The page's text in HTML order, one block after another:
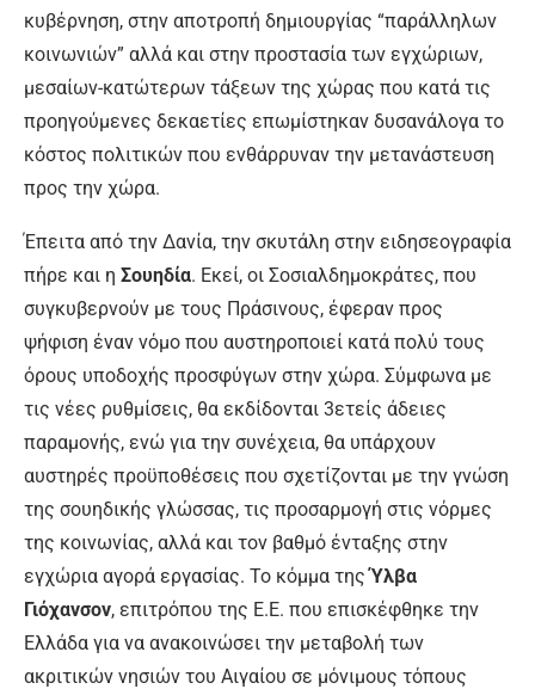
κυβέρνηση, στην αποτροπή δημιουργίας “παράλληλων
κοινωνιών” αλλά και στην προστασία των εγχώριων,
μεσαίων-κατώτερων τάξεων της χώρας που κατά τις
προηγούμενες δεκαετίες επωμίστηκαν δυσανάλογα το
κόστος πολιτικών που ενθάρρυναν την μετανάστευση
προς την χώρα.
Έπειτα από την Δανία, την σκυτάλη στην ειδησεογραφία
πήρε και η Σουηδία. Εκεί, οι Σοσιαλδημοκράτες, που
συγκυβερνούν με τους Πράσινους, έφεραν προς
ψήφιση έναν νόμο που αυστηροποιεί κατά πολύ τους
όρους υποδοχής προσφύγων στην χώρα. Σύμφωνα με
τις νέες ρυθμίσεις, θα εκδίδονται 3ετείς άδειες
παραμονής, ενώ για την συνέχεια, θα υπάρχουν
αυστηρές προϋποθέσεις που σχετίζονται με την γνώση
της σουηδικής γλώσσας, τις προσαρμογή στις νόρμες
της κοινωνίας, αλλά και τον βαθμό ένταξης στην
εγχώρια αγορά εργασίας. Το κόμμα τηςΎλβα
Γιόχανσον, επιτρόπου της Ε.Ε. που επισκέφθηκε την
Ελλάδα για να ανακοινώσει την μεταβολή των
ακριτικών νησιών του Αιγαίου σε μόνιμους τόπους